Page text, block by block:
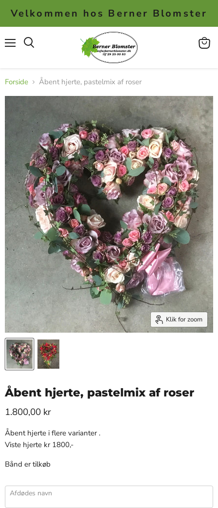
Velkommen hos Berner Blomster
Se
Forside Åbent hjerte, pastelmix af roser
Klik for zoom
Åbent hjerte, pastelmix af roser
1.800,00 kr
Åbent hjerte i flere varianter .
Viste hjerte kr 1800,-
Bånd er tilkøb
Afdødes navn